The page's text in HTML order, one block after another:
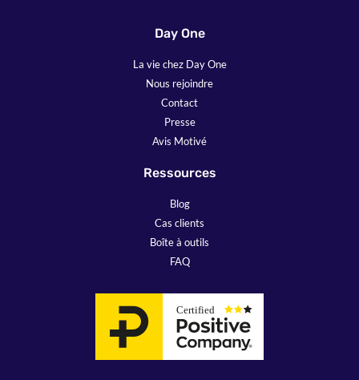
Day One
La vie chez Day One
Nous rejoindre
Contact
Presse
Avis Motivé
Ressources
Blog
Cas clients
Boîte à outils
FAQ